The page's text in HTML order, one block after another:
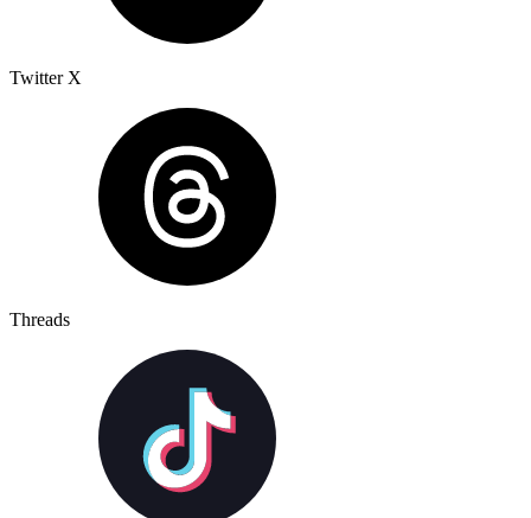
Twitter X
Threads